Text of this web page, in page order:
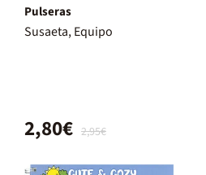
Pulseras
Susaeta, Equipo
2,95€
2,80€